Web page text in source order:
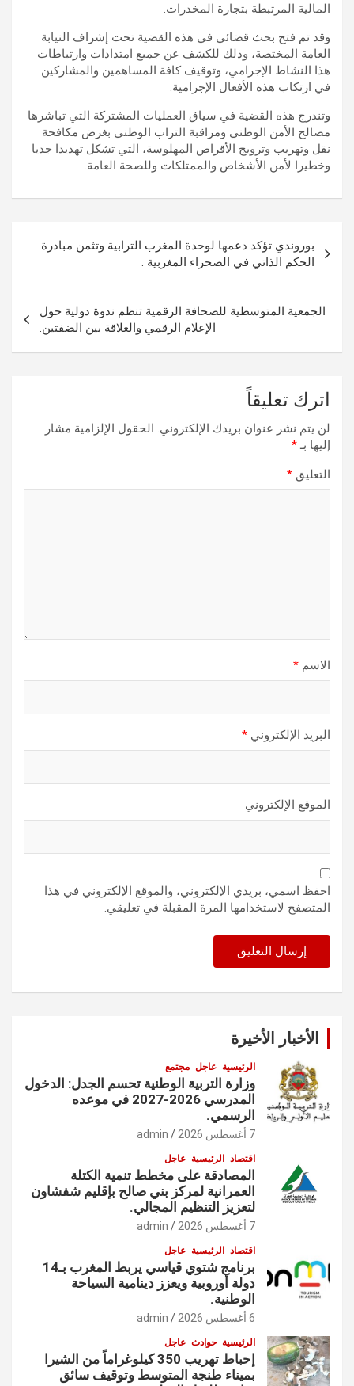
المالية المرتبطة بتجارة المخدرات.
وقد تم فتح بحث قضائي في هذه القضية تحت إشراف النيابة
العامة المختصة، وذلك للكشف عن جميع امتدادات وارتباطات
هذا النشاط الإجرامي، وتوقيف كافة المساهمين والمشاركين
في ارتكاب هذه الأفعال الإجرامية.
وتندرج هذه القضية في سياق العمليات المشتركة التي تباشرها
مصالح الأمن الوطني ومراقبة التراب الوطني بغرض مكافحة
نقل وتهريب وترويج الأقراص المهلوسة، التي تشكل تهديدا جديا
وخطيرا لأمن الأشخاص والممتلكات وللصحة العامة.
المقالات
بوروندي تؤكد دعمها لوحدة المغرب الترابية وتثمن مبادرة
الحكم الذاتي في الصحراء المغربية .
الجمعية المتوسطية للصحافة الرقمية تنظم ندوة دولية حول
الإعلام الرقمي والعلاقة بين الضفتين.
اترك تعليقاً
لن يتم نشر عنوان بريدك الإلكتروني. الحقول الإلزامية مشار
إليها بـ*
التعليق *
الاسم *
البريد الإلكتروني *
الموقع الإلكتروني
احفظ اسمي، بريدي الإلكتروني، والموقع الإلكتروني في هذا
المتصفح لاستخدامها المرة المقبلة في تعليقي.
الأخبار الأخيرة
الرئيسية عاجل مجتمع
وزارة التربية الوطنية تحسم الجدل: الدخول
المدرسي 2026-2027 في موعده
الرسمي.
7 أغسطس 2026 admin
اقتصاد الرئيسية عاجل
المصادقة على مخطط تنمية الكتلة
العمرانية لمركز بني صالح بإقليم شفشاون
لتعزيز التنظيم المجالي.
7 أغسطس 2026 admin
اقتصاد الرئيسية عاجل
برنامج شتوي قياسي يربط المغرب بـ14
دولة أوروبية ويعزز دينامية السياحة
الوطنية.
6 أغسطس 2026 admin
الرئيسية حوادث عاجل
إحباط تهريب 350 كيلوغراماً من الشيرا
بميناء طنجة المتوسط وتوقيف سائق